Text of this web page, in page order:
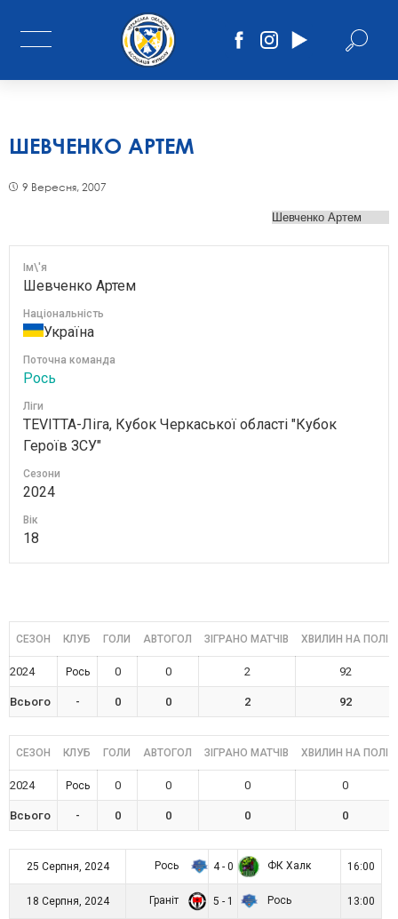
ШЕВЧЕНКО АРТЕМ
9 Вересня, 2007
Ім\'я
Шевченко Артем
Національність
Україна
Поточна команда
Рось
Ліги
TEVITTA-Ліга, Кубок Черкаської області "Кубок
Героїв ЗСУ"
Сезони
2024
Вік
18
СЕЗОН КЛУБ ГОЛИ АВТОГОЛ ЗІГРАНО МАТЧІВ ХВИЛИН НА ПОЛІ
2024 Рось 0 0 2 92
Всього - 0 0 2 92
СЕЗОН КЛУБ ГОЛИ АВТОГОЛ ЗІГРАНО МАТЧІВ ХВИЛИН НА ПОЛІ
2024 Рось 0 0 0 0
Всього - 0 0 0 0
25 Серпня, 2024 Рось 4 - 0 ФК Халк 16:00
18 Серпня, 2024 Граніт 5 - 1 Рось 13:00